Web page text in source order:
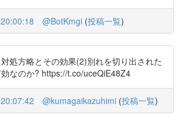
@BotKmgi (投稿一覧)
処方略とその効果(2)別れを切り出された
なのか? https://t.co/uceQiE48Z4
@kumagaikazuhimi (投稿一覧)